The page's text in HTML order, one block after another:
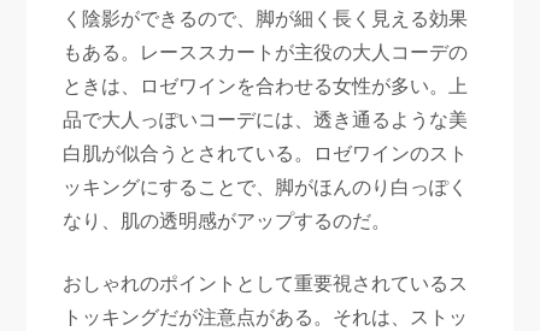
く陰影ができるので、脚が細く長く見える効果
もある。レーススカートが主役の大人コーデの
ときは、ロゼワインを合わせる女性が多い。上
品で大人っぽいコーデには、透き通るような美
白肌が似合うとされている。ロゼワインのスト
ッキングにすることで、脚がほんのり白っぽく
なり、肌の透明感がアップするのだ。
おしゃれのポイントとして重要視されているス
トッキングだが注意点がある。それは、ストッ